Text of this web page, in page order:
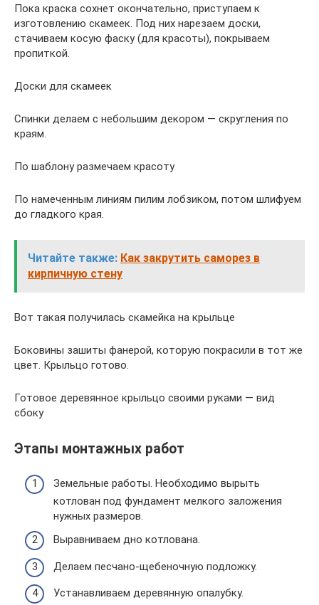
Пока краска сохнет окончательно, приступаем к
изготовлению скамеек. Под них нарезаем доски,
стачиваем косую фаску (для красоты), покрываем
пропиткой.
Доски для скамеек
Спинки делаем с небольшим декором — скругления по
краям.
По шаблону размечаем красоту
По намеченным линиям пилим лобзиком, потом шлифуем
до гладкого края.
Читайте также: Как закрутить саморез в
кирпичную стену
Вот такая получилась скамейка на крыльце
Боковины зашиты фанерой, которую покрасили в тот же
цвет. Крыльцо готово.
Готовое деревянное крыльцо своими руками — вид
сбоку
Этапы монтажных работ
Земельные работы. Необходимо вырыть
котлован под фундамент мелкого заложения
нужных размеров.
Выравниваем дно котлована.
Делаем песчано-щебеночную подложку.
Устанавливаем деревянную опалубку.